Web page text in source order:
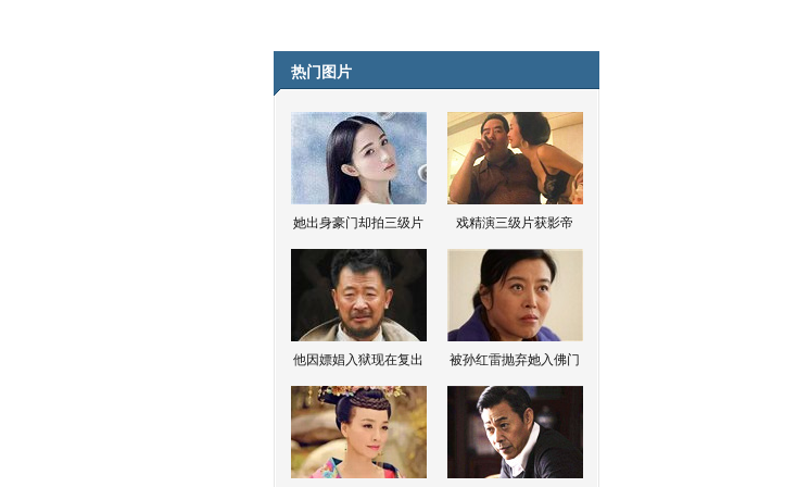
热门图片
她出身豪门却拍三级片 戏精演三级片获影帝
他因嫖娼入狱现在复出 被孙红雷抛弃她入佛门